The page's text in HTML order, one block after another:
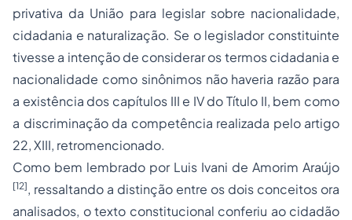
privativa da União para legislar sobre nacionalidade,
cidadania e naturalização. Se o legislador constituinte
tivesse a intenção de considerar os termos cidadania e
nacionalidade como sinônimos não haveria razão para
a existência dos capítulos III e IV do Título II, bem como
a discriminação da competência realizada pelo artigo
22, XIII, retromencionado.
Como bem lembrado por Luis Ivani de Amorim Araújo
[12], ressaltando a distinção entre os dois conceitos ora
analisados, o texto constitucional conferiu ao cidadão